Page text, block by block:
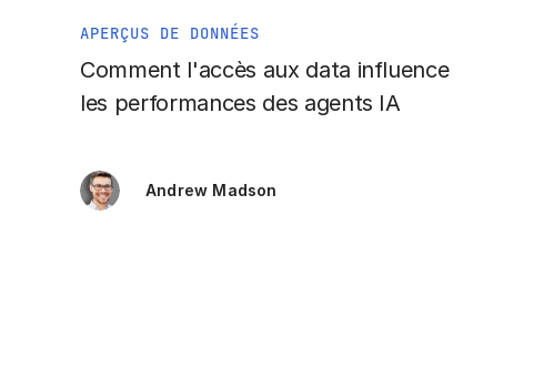
APERÇUS DE DONNÉES
Comment l'accès aux data influence
les performances des agents IA
Andrew Madson